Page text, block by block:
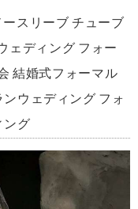
スリーブ チューブ
ェディング フォー
結婚式フォーマル
ウェディング フォ
ング